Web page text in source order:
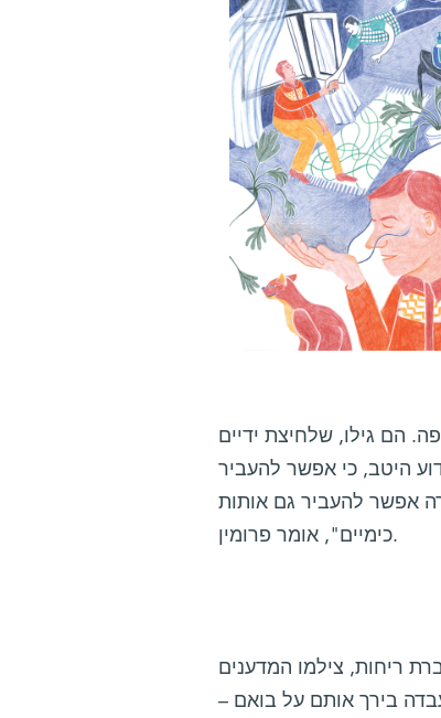
הם גילו, שלחיצת ידיים
היטב, כי אפשר להעביר
אפשר להעביר גם אותות
כימיים", אומר פרומין.
ריחות, צילמו המדענים
המעבדה בירך אותם על בואם –